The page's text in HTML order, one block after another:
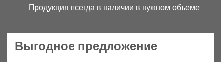
Продукция всегда в наличии в нужном объеме
Выгодное предложение